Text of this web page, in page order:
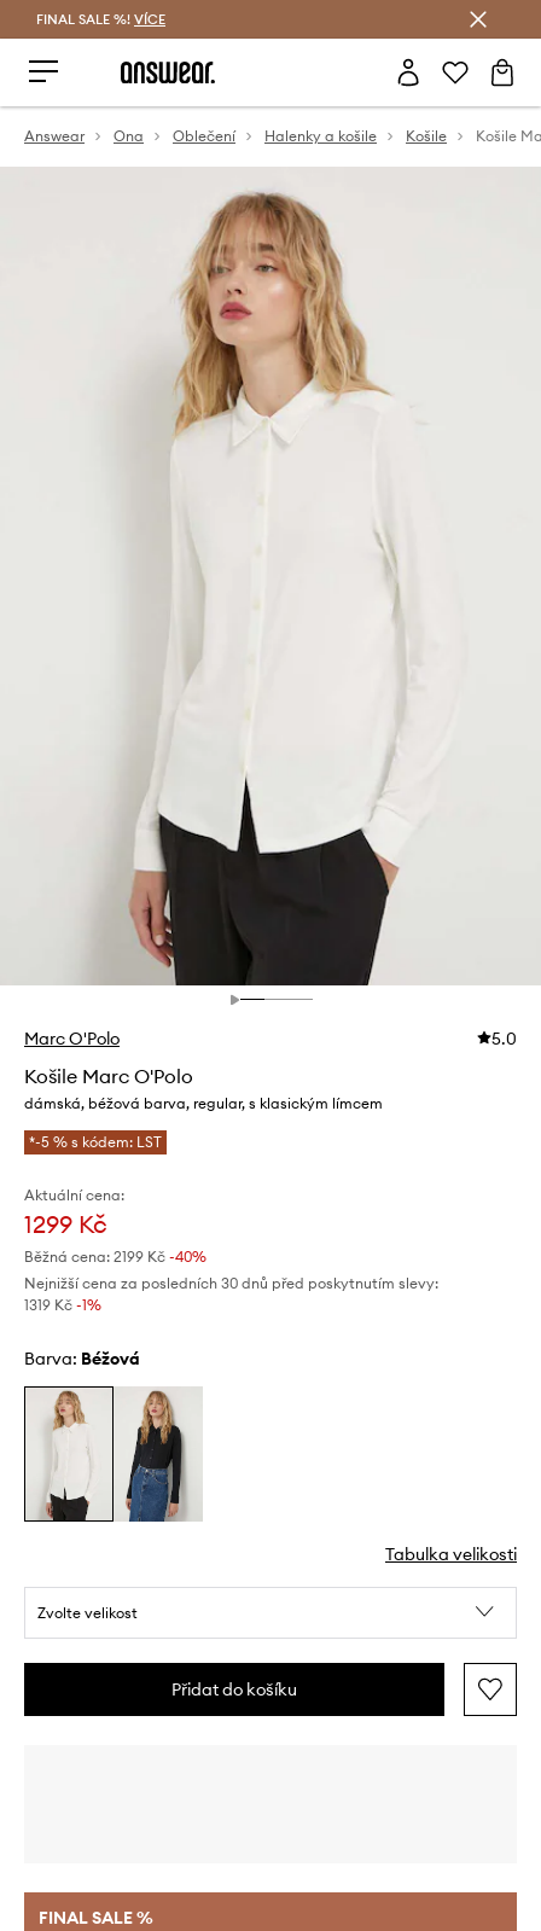
FINAL SALE %! VÍCE
Answear Ona Oblečení Halenky a košile Košile Košile
Marc O'Polo 5.0
Košile Marc O'Polo
dámská, béžová barva, regular, s klasickým límcem
*-5 % s kódem: LST
Aktuální cena:
1299 Kč
Běžná cena: 2199 Kč -40%
Nejnižší cena za posledních 30 dnů před poskytnutím slevy:
1319 Kč -1%
Barva: béžová
Tabulka velikosti
Zvolte velikost
Přidat do košíku
FINAL SALE %